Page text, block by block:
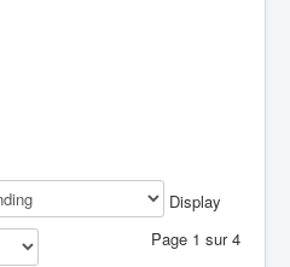
Display
Page 1 sur 4